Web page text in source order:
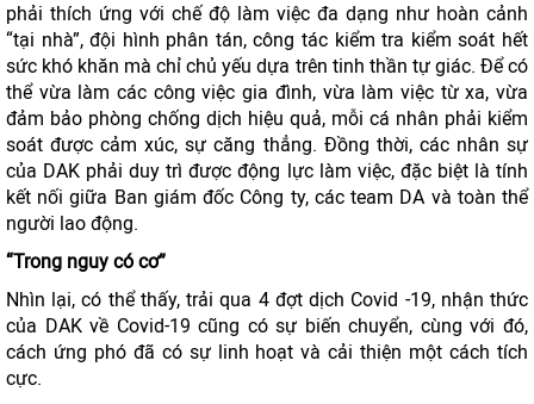
phải thích ứng với chế độ làm việc đa dạng như hoàn cảnh
“tại nhà”, đội hình phân tán, công tác kiểm tra kiểm soát hết
sức khó khăn mà chỉ chủ yếu dựa trên tinh thần tự giác. Để có
thể vừa làm các công việc gia đình, vừa làm việc từ xa, vừa
đảm bảo phòng chống dịch hiệu quả, mỗi cá nhân phải kiểm
soát được cảm xúc, sự căng thẳng. Đồng thời, các nhân sự
của DAK phải duy trì được động lực làm việc, đặc biệt là tính
kết nối giữa Ban giám đốc Công ty, các team DA và toàn thể
người lao động.
“Trong nguy có cơ”
Nhìn lại, có thể thấy, trải qua 4 đợt dịch Covid -19, nhận thức
của DAK về Covid-19 cũng có sự biến chuyển, cùng với đó,
cách ứng phó đã có sự linh hoạt và cải thiện một cách tích
cực.